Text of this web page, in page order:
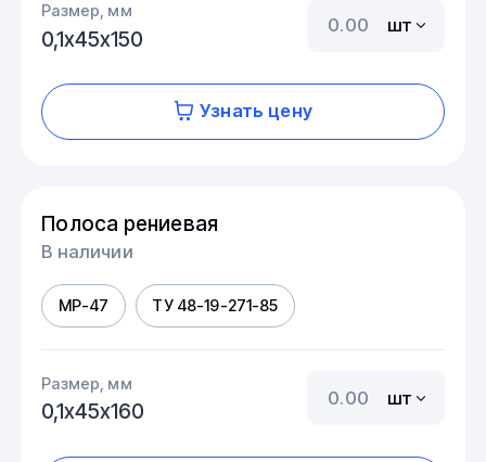
Размер, мм
0,1х45х150
шт
Узнать цену
Полоса рениевая
В наличии
МР-47 ТУ 48-19-271-85
Размер, мм
0,1х45х160
шт